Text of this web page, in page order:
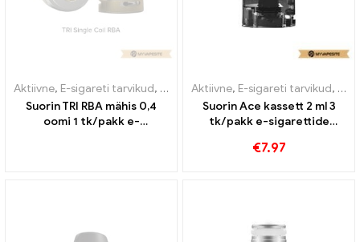
Aktiivne, E-sigareti tarvikud, Aurusti
Suorin TRI RBA mähis 0,4
oomi 1 tk/pakk e-
Aktiivne, E-sigareti tarvikud,
Suorin Ace kassett 2 ml 3
tk/pakk e-sigarettide
€7.97